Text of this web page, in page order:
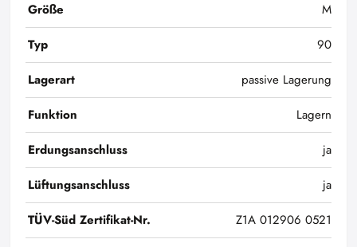
Größe
M
Typ
90
Lagerart
passive Lagerung
Funktion
Lagern
Erdungsanschluss
ja
Lüftungsanschluss
ja
TÜV-Süd Zertifikat-Nr.
Z1A 012906 0521